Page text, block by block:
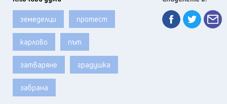
земеделци протест
карлово път
затваряне градушка
забрана